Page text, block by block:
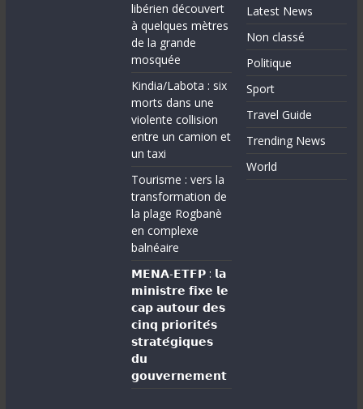
libérien découvert
à quelques mètres
de la grande
mosquée
Kindia/Labota : six
morts dans une
violente collision
entre un camion et
un taxi
Tourisme : vers la
transformation de
la plage Rogbanè
en complexe
balnéaire
𝗠𝗘𝗡𝗔-𝗘𝗧𝗙𝗣 : 𝗹𝗮
𝗺𝗶𝗻𝗶𝘀𝘁𝗿𝗲 𝗳𝗶𝘅𝗲 𝗹𝗲
𝗰𝗮𝗽 𝗮𝘂𝘁𝗼𝘂𝗿 𝗱𝗲𝘀
𝗰𝗶𝗻𝗾 𝗽𝗿𝗶𝗼𝗿𝗶𝘁𝗲́𝘀
𝘀𝘁𝗿𝗮𝘁𝗲́𝗴𝗶𝗾𝘂𝗲𝘀
𝗱𝘂
𝗴𝗼𝘂𝘃𝗲𝗿𝗻𝗲𝗺𝗲𝗻𝘁
Latest News
Non classé
Politique
Sport
Travel Guide
Trending News
World